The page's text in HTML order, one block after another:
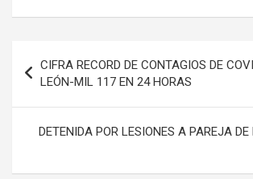
de
entradas
CIFRA RECORD DE CONTAGIOS DE
LEÓN-MIL 117 EN 24 HORAS
DETENIDA POR LESIONES A PAREJA